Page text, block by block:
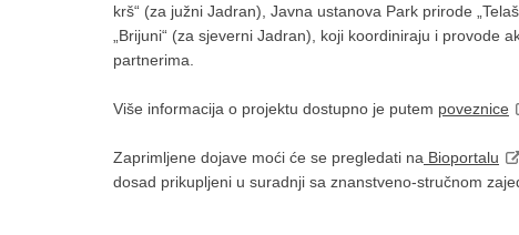
krš“ (za južni Jadran), Javna ustanova Park prirode
„Brijuni“ (za sjeverni Jadran), koji koordiniraju i provode
partnerima.
Više informacija o projektu dostupno je putem poveznice
Zaprimljene dojave moći će se pregledati na Bioportalu
dosad prikupljeni u suradnji sa znanstveno-stručnom